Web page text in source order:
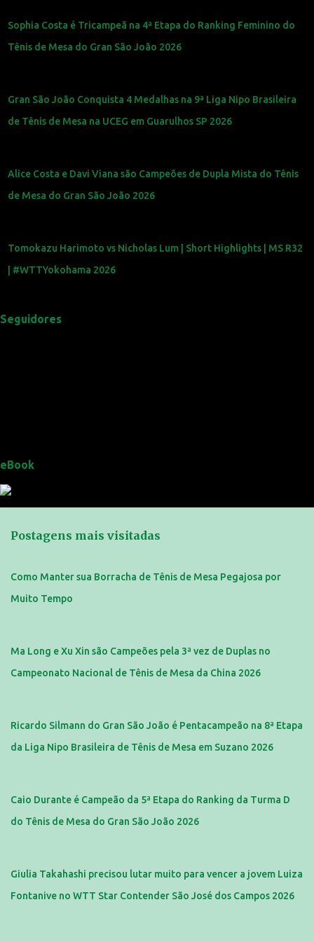
Sophia Costa é Tricampeã na 4ª Etapa do Ranking Feminino do
Tênis de Mesa do Gran São João 2026
Gran São João Conquista 4 Medalhas na 9ª Liga Nipo Brasileira
de Tênis de Mesa na UCEG em Guarulhos SP 2026
Alice Costa e Davi Viana são Campeões de Dupla Mista do Tênis
de Mesa do Gran São João 2026
Tomokazu Harimoto vs Nicholas Lum | Short Highlights | MS R32
| #WTTYokohama 2026
Seguidores
eBook
Postagens mais visitadas
Como Manter sua Borracha de Tênis de Mesa Pegajosa por
Muito Tempo
Ma Long e Xu Xin são Campeões pela 3ª vez de Duplas no
Campeonato Nacional de Tênis de Mesa da China 2026
Ricardo Silmann do Gran São João é Pentacampeão na 8ª Etapa
da Liga Nipo Brasileira de Tênis de Mesa em Suzano 2026
Caio Durante é Campeão da 5ª Etapa do Ranking da Turma D
do Tênis de Mesa do Gran São João 2026
Giulia Takahashi precisou lutar muito para vencer a jovem Luiza
Fontanive no WTT Star Contender São José dos Campos 2026